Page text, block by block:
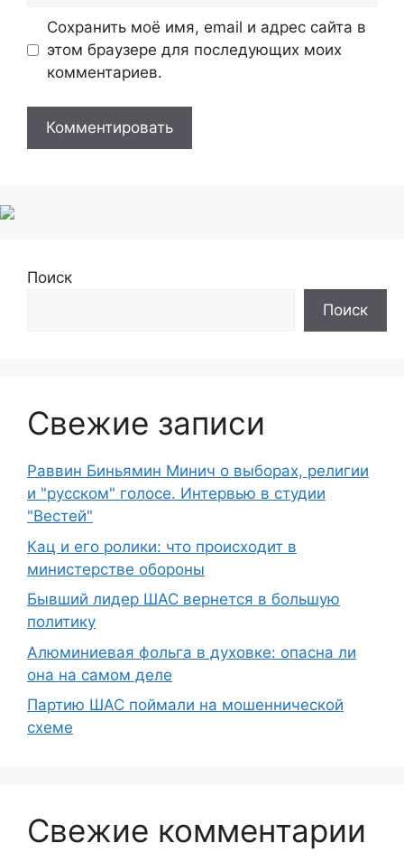
Сохранить моё имя, email и адрес сайта в
этом браузере для последующих моих
комментариев.
Поиск
Поиск
Свежие записи
Раввин Биньямин Минич о выборах, религии
и "русском" голосе. Интервью в студии
"Вестей"
Кац и его ролики: что происходит в
министерстве обороны
Бывший лидер ШАС вернется в большую
политику
Алюминиевая фольга в духовке: опасна ли
она на самом деле
Партию ШАС поймали на мошеннической
схеме
Свежие комментарии